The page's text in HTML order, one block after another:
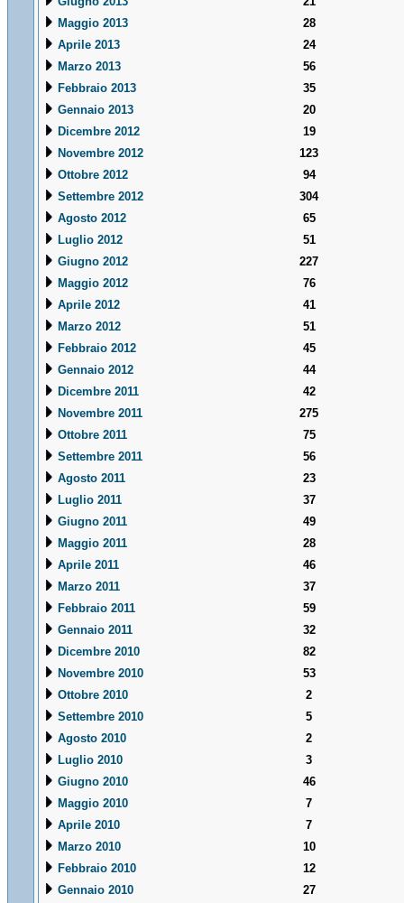
Maggio 2013
28
Aprile 2013
24
Marzo 2013
56
Febbraio 2013
35
Gennaio 2013
20
Dicembre 2012
19
Novembre 2012
123
Ottobre 2012
94
Settembre 2012
304
Agosto 2012
65
Luglio 2012
51
Giugno 2012
227
Maggio 2012
76
Aprile 2012
41
Marzo 2012
51
Febbraio 2012
45
Gennaio 2012
44
Dicembre 2011
42
Novembre 2011
275
Ottobre 2011
75
Settembre 2011
56
Agosto 2011
23
Luglio 2011
37
Giugno 2011
49
Maggio 2011
28
Aprile 2011
46
Marzo 2011
37
Febbraio 2011
59
Gennaio 2011
32
Dicembre 2010
82
Novembre 2010
53
Ottobre 2010
2
Settembre 2010
5
Agosto 2010
2
Luglio 2010
3
Giugno 2010
46
Maggio 2010
7
Aprile 2010
7
Marzo 2010
10
Febbraio 2010
12
Gennaio 2010
27